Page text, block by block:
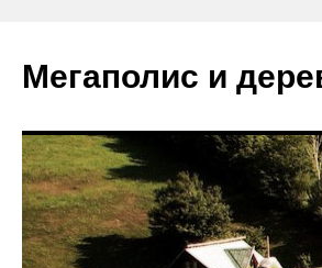
содержимому
Мегаполис и